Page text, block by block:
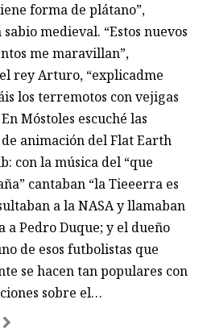
forma de plátano”,
medieval. “Estos nuevos
me maravillan”,
rey Arturo, “explicadme
los terremotos con vejigas
Móstoles escuché las
de animación del Flat Earth
con la música del “que
cantaban “la Tieeerra es
a la NASA y llamaban
a Pedro Duque; y el dueño
de esos futbolistas que
se hacen tan populares con
sobre el…